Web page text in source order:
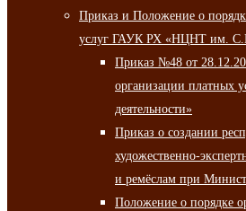
Приказ и Положение о
услуг ГАУК РХ «НЦНТ им.
Приказ №48 от
организации платных
деятельности»
Приказ о создании
художественно-
и ремёслам при
Положение о порядке